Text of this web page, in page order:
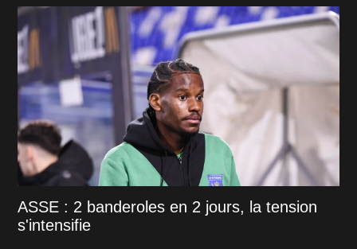
ASSE : 2 banderoles en 2 jours, la tension
s'intensifie